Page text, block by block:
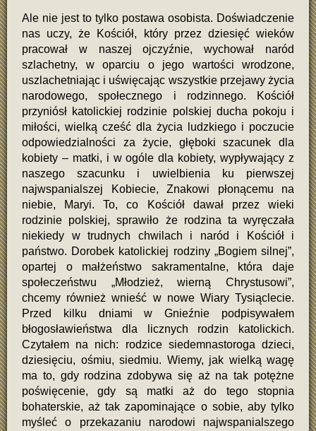
Ale nie jest to tylko postawa osobista. Doświadczenie
nas uczy, że Kościół, który przez dziesięć wieków
pracował w naszej ojczyźnie, wychował naród
szlachetny, w oparciu o jego wartości wrodzone,
uszlachetniając i uświęcając wszystkie przejawy życia
narodowego, społecznego i rodzinnego. Kościół
przyniósł katolickiej rodzinie polskiej ducha pokoju i
miłości, wielką cześć dla życia ludzkiego i poczucie
odpowiedzialności za życie, głęboki szacunek dla
kobiety – matki, i w ogóle dla kobiety, wypływający z
naszego szacunku i uwielbienia ku pierwszej
najwspanialszej Kobiecie, Znakowi płonącemu na
niebie, Maryi. To, co Kościół dawał przez wieki
rodzinie polskiej, sprawiło że rodzina ta wyręczała
niekiedy w trudnych chwilach i naród i Kościół i
państwo. Dorobek katolickiej rodziny „Bogiem silnej”,
opartej o małżeństwo sakramentalne, która daje
społeczeństwu „Młodzież, wierną Chrystusowi”,
chcemy również wnieść w nowe Wiary Tysiąclecie.
Przed kilku dniami w Gnieźnie podpisywałem
błogosławieństwa dla licznych rodzin katolickich.
Czytałem na nich: rodzice siedemnastoroga dzieci,
dziesięciu, ośmiu, siedmiu. Wiemy, jak wielką wagę
ma to, gdy rodzina zdobywa się aż na tak potężne
poświęcenie, gdy są matki aż do tego stopnia
bohaterskie, aż tak zapominające o sobie, aby tylko
myśleć o przekazaniu narodowi najwspanialszego